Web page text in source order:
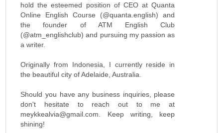
hold the esteemed position of CEO at Quanta
Online English Course (@quanta.english) and
the founder of ATM English Club
(@atm_englishclub) and pursuing my passion as
a writer.
Originally from Indonesia, I currently reside in
the beautiful city of Adelaide, Australia.
Should you have any business inquiries, please
don't hesitate to reach out to me at
meykkealvia@gmail.com. Keep writing, keep
shining!